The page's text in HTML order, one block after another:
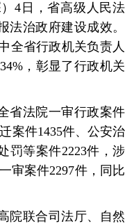
4日，省高级人民法
法治政府建设成效。
全省行政机关负责人
，彰显了行政机关
省法院一审行政案件
案件1435件、公安治
罚等案件2223件，涉
审案件2297件，同比
院联合司法厅、自然